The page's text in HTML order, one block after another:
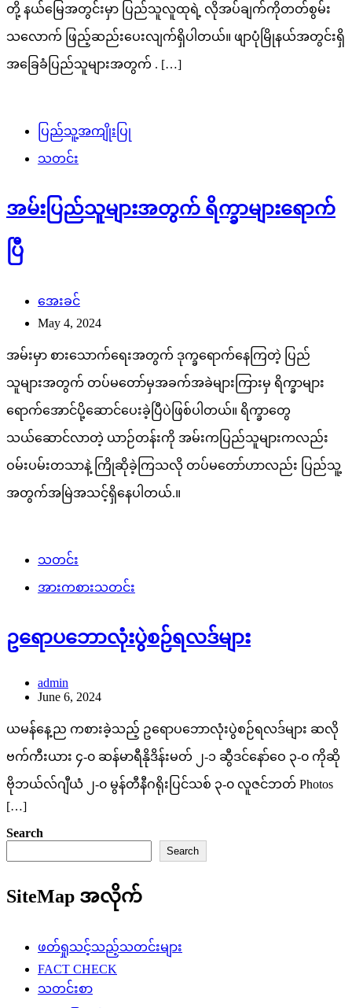
တို့ နယ်မြေအတွင်းမှာ ပြည်သူလူထုရဲ့ လိုအပ်ချက်ကိုတတ်စွမ်း
သလောက် ဖြည့်ဆည်းပေးလျက်ရှိပါတယ်။ ဖျာပုံမြိုနယ်အတွင်းရှိ
အခြေခံပြည်သူများအတွက် . […]
ပြည်သူ့အကျိုးပြု
သတင်း
အမ်းပြည်သူများအတွက် ရိက္ခာများရောက်
ပြီ
အေးခင်
May 4, 2024
အမ်းမှာ စားသောက်ရေးအတွက် ဒုက္ခရောက်နေကြတဲ့ ပြည်
သူများအတွက် တပ်မတော်မှအခက်အခဲများကြားမှ ရိက္ခာများ
ရောက်အောင်ပို့ဆောင်ပေးခဲ့ပြီပဲဖြစ်ပါတယ်။ ရိက္ခာတွေ
သယ်ဆောင်လာတဲ့ ယာဉ်တန်းကို အမ်းကပြည်သူများကလည်း
ဝမ်းပမ်းတသာနဲ့ ကြိုဆိုခဲ့ကြသလို တပ်မတော်ဟာလည်း ပြည်သူ့
အတွက်အမြဲအသင့်ရှိနေပါတယ်.။
သတင်း
အားကစားသတင်း
ဥရောပဘောလုံးပွဲစဉ်ရလဒ်များ
admin
June 6, 2024
ယမန်နေ့ည ကစားခဲ့သည့် ဥရောပဘောလုံးပွဲစဉ်ရလဒ်များ ဆလို
ဗက်ကီးယား ၄-၀ ဆန်မာရီနိုဒိန်းမတ် ၂-၁ ဆွီဒင်နော်ဝေ ၃-၀ ကိုဆို
ဗိုဘယ်လ်ဂျီယံ ၂-၀ မွန်တီနီဂရိုးပြင်သစ် ၃-၀ လူဇင်ဘတ် Photos
[…]
Search
Search
SiteMap အလိုက်
ဖတ်ရှုသင့်သည့်သတင်းများ
FACT CHECK
သတင်းစာ